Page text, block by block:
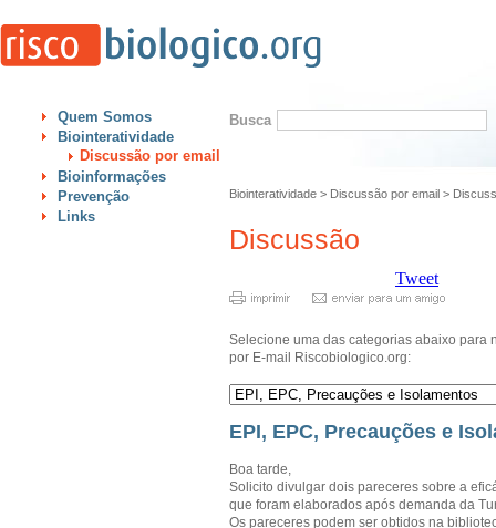
Quem Somos
Biointeratividade
Discussão por email
Bioinformações
Prevenção
Links
Busca
Biointeratividade > Discussão por email >
Discussão
Tweet
Selecione uma das categorias abaixo para
por E-mail Riscobiologico.org:
EPI, EPC, Precauções e
Boa tarde,
Solicito divulgar dois pareceres sobre a
que foram elaborados após demanda da
Os pareceres podem ser obtidos na